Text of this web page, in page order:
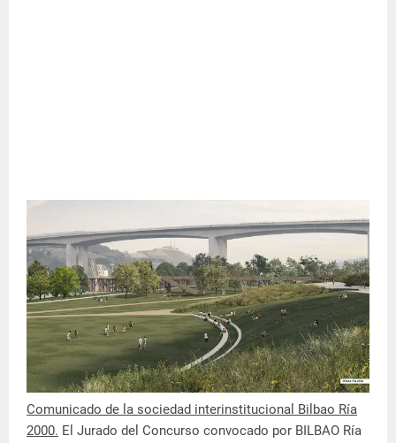
Comunicado de la sociedad interinstitucional Bilbao Ría
2000. El Jurado del Concurso convocado por BILBAO Ría